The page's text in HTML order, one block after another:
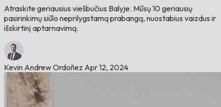
Atraskite geriausius viešbučius Balyje. Mūsų 10 geriausių
pasirinkimų siūlo neprilygstamą prabangą, nuostabius vaizdus ir
išskirtinį aptarnavimą.
Kevin Andrew Ordoñez Apr 12, 2024